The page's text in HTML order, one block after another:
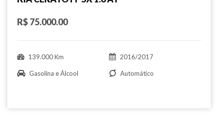
R$ 75.000.00
139.000 Km 2016/2017
Gasolina e Álcool Automático